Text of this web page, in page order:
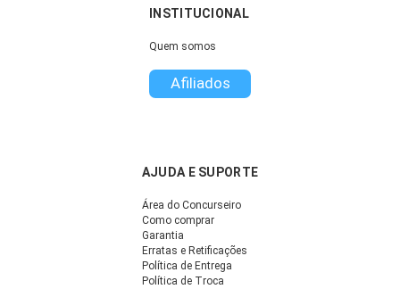
INSTITUCIONAL
Quem somos
Afiliados
AJUDA E SUPORTE
Área do Concurseiro
Como comprar
Garantia
Erratas e Retificações
Política de Entrega
Política de Troca